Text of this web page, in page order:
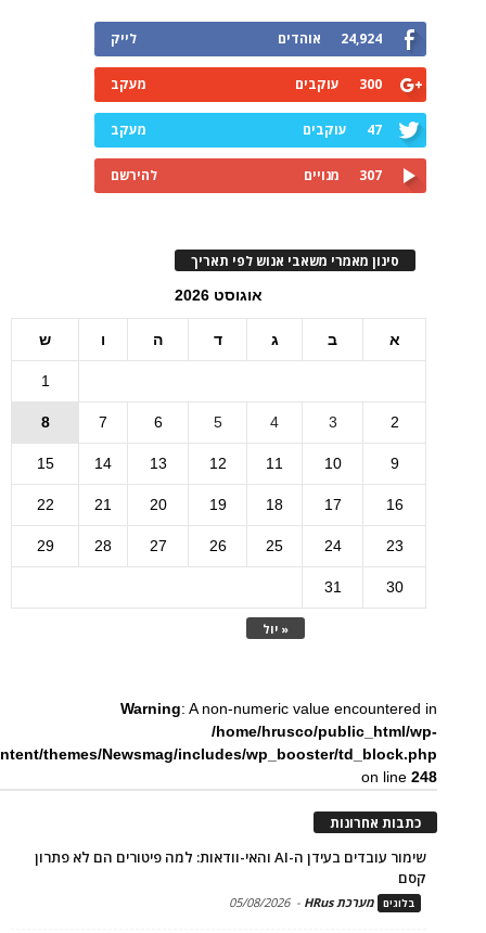
24,924 אוהדים לייק
300 עוקבים מעקב
47 עוקבים מעקב
307 מנויים להירשם
סינון מאמרי משאבי אנוש לפי תאריך
אוגוסט 2026
א ב ג ד ה ו ש
« יול
1
2
3
4
5
6
7
8
9
10
11
12
13
14
15
16
17
18
19
20
21
22
23
24
25
26
27
28
29
30
31
Warning: A non-numeric value encountered in
/home/hrusco/public_html/wp-
themes/Newsmag/includes/wp_booster/td_block.php
on line248
כתבות אחרונות
שימור עובדים בעידן ה-AI והאי-וודאות: למה פיטורים הם לא פתרון
קסם
בלוגים מערכת HRus -
05/08/2026